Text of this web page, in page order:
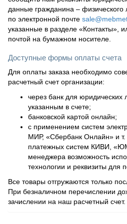
данные гражданина –
по электронной почте
указанные в разделе «Контакты»,
почтой на бумажном носителе.
Доступные формы оплаты счета
Для оплаты заказа необходимо
расчетный счет организации:
через банк для юридических
указанным в счете;
банковской картой онлайн;
с применением систем
МИР, «Сбербанк Онлайн» и т.
платежных систем КИВИ,
менеджера возможность
технологии и реквизиты для
Все товары отгружаются только
При безналичном перечислении
зачислении на наш расчетный счет.